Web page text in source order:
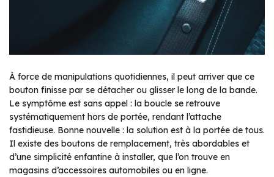
À force de manipulations quotidiennes, il peut arriver que ce
bouton finisse par se détacher ou glisser le long de la bande.
Le symptôme est sans appel : la boucle se retrouve
systématiquement hors de portée, rendant l’attache
fastidieuse. Bonne nouvelle : la solution est à la portée de tous.
Il existe des boutons de remplacement, très abordables et
d’une simplicité enfantine à installer, que l’on trouve en
magasins d’accessoires automobiles ou en ligne.